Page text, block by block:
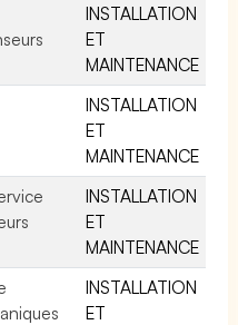
INSTALLATION
ET
MAINTENANCE
INSTALLATION
ET
MAINTENANCE
INSTALLATION
ET
MAINTENANCE
INSTALLATION
ET